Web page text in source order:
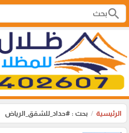
search
الرئيسية بحث : #حداد_للشقق_الرياض